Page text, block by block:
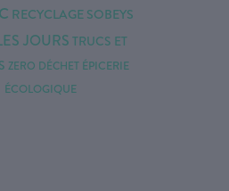
RECYCLAGE SOBEYS
JOURS TRUCS ET
ZERO DÉCHET ÉPICERIE
ÉCOLOGIQUE